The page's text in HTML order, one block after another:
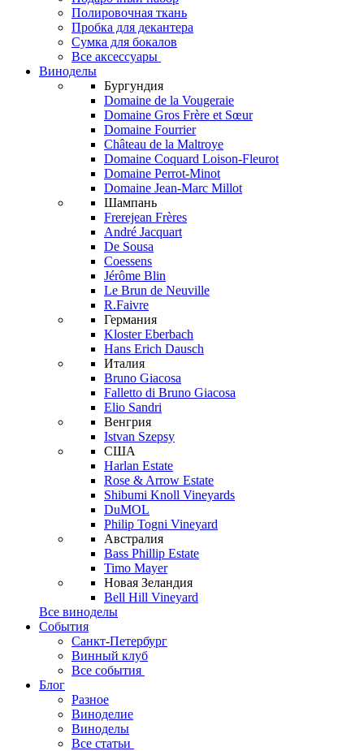
Полировочная ткань
Пробка для декантера
Сумка для бокалов
Все аксессуары
Виноделы
Бургундия
Domaine de la Vougeraie
Domaine Gros Frère et Sœur
Domaine Fourrier
Château de la Maltroye
Domaine Coquard Loison-Fleurot
Domaine Perrot-Minot
Domaine Jean-Marc Millot
Шампань
Frerejean Frères
André Jacquart
De Sousa
Coessens
Jérôme Blin
Le Brun de Neuville
R.Faivre
Германия
Kloster Eberbach
Hans Erich Dausch
Италия
Bruno Giacosa
Falletto di Bruno Giacosa
Elio Sandri
Венгрия
Istvan Szepsy
США
Harlan Estate
Rose & Arrow Estate
Shibumi Knoll Vineyards
DuMOL
Philip Togni Vineyard
Австралия
Bass Phillip Estate
Timo Mayer
Новая Зеландия
Bell Hill Vineyard
Все виноделы
События
Санкт-Петербург
Винный клуб
Все события
Блог
Разное
Виноделие
Виноделы
Все статьи